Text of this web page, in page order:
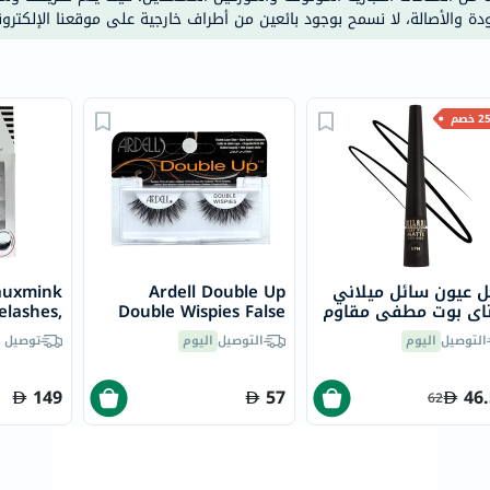
doppelherz
Biochem
SVR
skinceuticals
feel
honey
الصحة
والمكملات
والأصالة، لا نسمح بوجود بائعين من أطراف خارجية على موقعنا
of 4's
149
Ardell Double Up
Double Wispies False
Eyelash Pair
التوصيل اليوم
57
عيون سائل ميلاني
بوت مطفي مقاوم
- أسودالتوصيل اليوم
62